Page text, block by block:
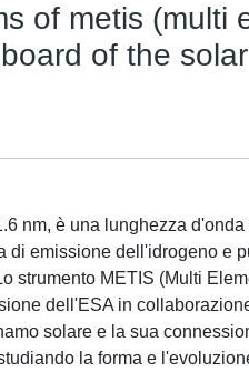
of metis (multi
of the
nm, è una lunghezza
di emissione dell'idrogeno
strumento METIS (Multi
dell'ESA in
solare e la sua
la forma e